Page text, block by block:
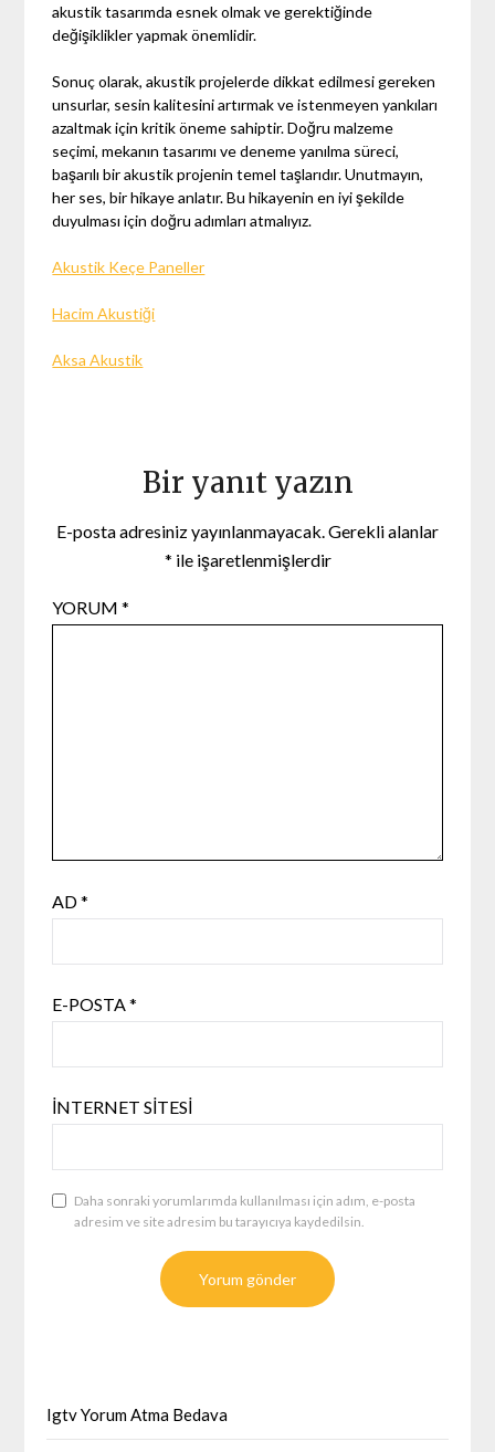
akustik tasarımda esnek olmak ve gerektiğinde
değişiklikler yapmak önemlidir.
Sonuç olarak, akustik projelerde dikkat edilmesi gereken
unsurlar, sesin kalitesini artırmak ve istenmeyen yankıları
azaltmak için kritik öneme sahiptir. Doğru malzeme
seçimi, mekanın tasarımı ve deneme yanılma süreci,
başarılı bir akustik projenin temel taşlarıdır. Unutmayın,
her ses, bir hikaye anlatır. Bu hikayenin en iyi şekilde
duyulması için doğru adımları atmalıyız.
Akustik Keçe Paneller
Hacim Akustiği
Aksa Akustik
Bir yanıt yazın
E-posta adresiniz yayınlanmayacak. Gerekli alanlar
* ile işaretlenmişlerdir
YORUM*
AD*
E-POSTA*
İNTERNET SITESI
Daha sonraki yorumlarımda kullanılması için adım, e-posta
adresim ve site adresim bu tarayıcıya kaydedilsin.
Igtv Yorum Atma Bedava